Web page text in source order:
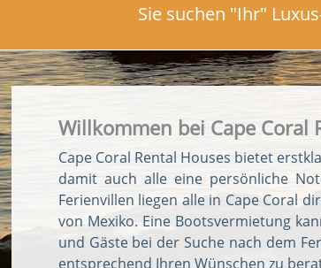
Sie suchen "Ihr"
Willkommen bei Cape Coral
Cape Coral Rental Houses bietet
damit auch alle eine persönliche
Ferienvillen liegen alle in Cape Coral
von Mexiko. Eine Bootsvermietung
und Gäste bei der Suche nach dem
entsprechend Ihren Wünschen zu